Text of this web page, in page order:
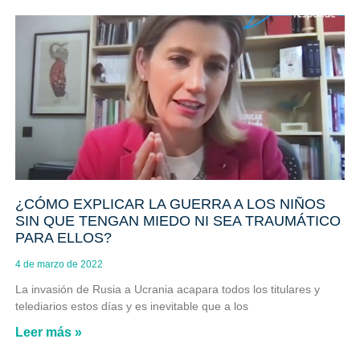
¿CÓMO EXPLICAR LA GUERRA A LOS NIÑOS
SIN QUE TENGAN MIEDO NI SEA TRAUMÁTICO
PARA ELLOS?
4 de marzo de 2022
La invasión de Rusia a Ucrania acapara todos los titulares y
telediarios estos días y es inevitable que a los
Leer más »